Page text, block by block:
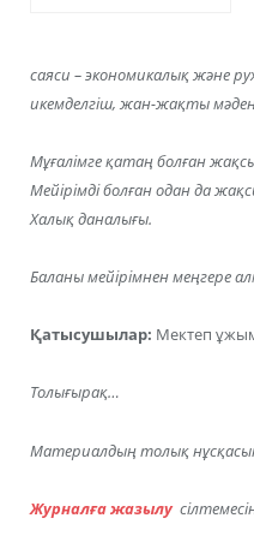
саяси – экономикалық және
икемделгіш, жан-жақты
Мұғалімге қатаң болған
Мейірімді болған одан да
Халық даналығы.
Баланы мейірімнен меңгере
Қатысушылар: Мектеп
Толығырақ…
Материалдың толық
Журналға жазылу